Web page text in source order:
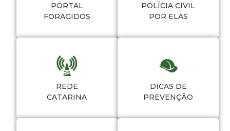
PORTAL
FORAGIDOS
POLÍCIA CIVIL
POR ELAS
REDE
CATARINA
DICAS DE
PREVENÇÃO